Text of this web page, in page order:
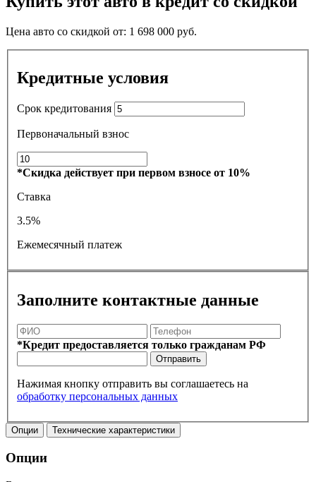
Цена авто со скидкой от: 1 698 000 руб.
Кредитные условия
Срок кредитования
Первоначальный взнос
*Скидка действует при первом взносе от 10%
Ставка
3.5%
Ежемесячный платеж
Заполните контактные данные
*Кредит предоставляется только гражданам РФ
Отправить
Нажимая кнопку отправить вы соглашаетесь на
обработку персональных данных
Опции Технические характеристики
Опции